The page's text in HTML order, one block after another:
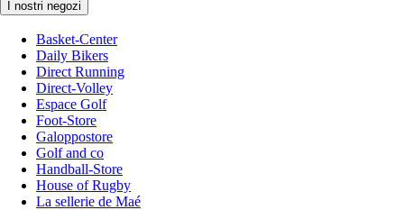
I nostri negozi
Basket-Center
Daily Bikers
Direct Running
Direct-Volley
Espace Golf
Foot-Store
Galoppostore
Golf and co
Handball-Store
House of Rugby
La sellerie de Maé